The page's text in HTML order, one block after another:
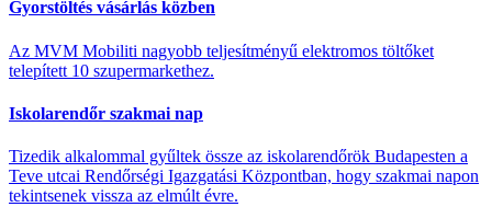
Gyorstöltés vásárlás közben
Az MVM Mobiliti nagyobb teljesítményű elektromos töltőket
telepített 10 szupermarkethez.
Iskolarendőr szakmai nap
Tizedik alkalommal gyűltek össze az iskolarendőrök Budapesten a
Teve utcai Rendőrségi Igazgatási Központban, hogy szakmai napon
tekintsenek vissza az elmúlt évre.